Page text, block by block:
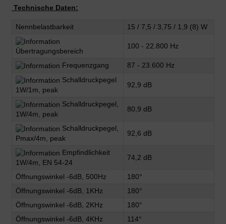
Technische Daten:
Nennbelastbarkeit 15 / 7,5 / 3,75 / 1,9 (8) W
Übertragungsbereich
100 - 22.800 Hz
Frequenzgang
87 - 23.600 Hz
Schalldruckpegel
1W/1m, peak
92,9 dB
Schalldruckpegel,
1W/4m, peak
80,9 dB
Schalldruckpegel,
Pmax/4m, peak
92,6 dB
Empfindlichkeit
1W/4m, EN 54-24
74,2 dB
Öffnungswinkel -6dB, 500Hz
180°
Öffnungswinkel -6dB, 1KHz
180°
Öffnungswinkel -6dB, 2KHz
180°
Öffnungswinkel -6dB, 4KHz
114°